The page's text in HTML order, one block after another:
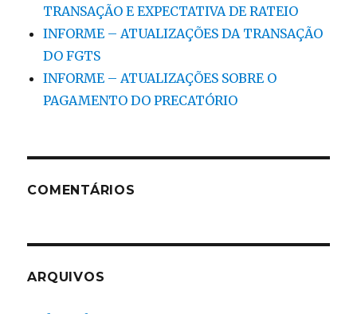
TRANSAÇÃO E EXPECTATIVA DE RATEIO
INFORME – ATUALIZAÇÕES DA TRANSAÇÃO
DO FGTS
INFORME – ATUALIZAÇÕES SOBRE O
PAGAMENTO DO PRECATÓRIO
COMENTÁRIOS
ARQUIVOS